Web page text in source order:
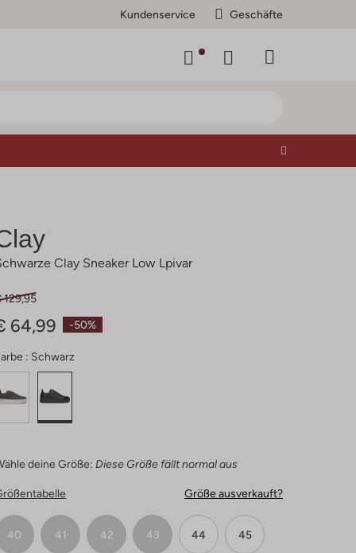
Kundenservice Geschäfte
Clay Sneaker Low Lpivar
-50%
129,95
64,99
: Schwarz
deine Größe: Diese Größe fällt normal aus
Größe ausverkauft?
40 41 42 43 44 45